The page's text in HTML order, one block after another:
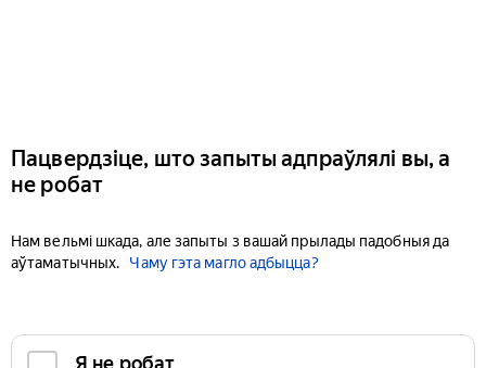
Пацвердзіце, што запыты адпраўлялі вы, а
не робат
Нам вельмі шкада, але запыты з вашай прылады падобныя да
аўтаматычных.
Чаму гэта магло адбыцца?
Я не робат